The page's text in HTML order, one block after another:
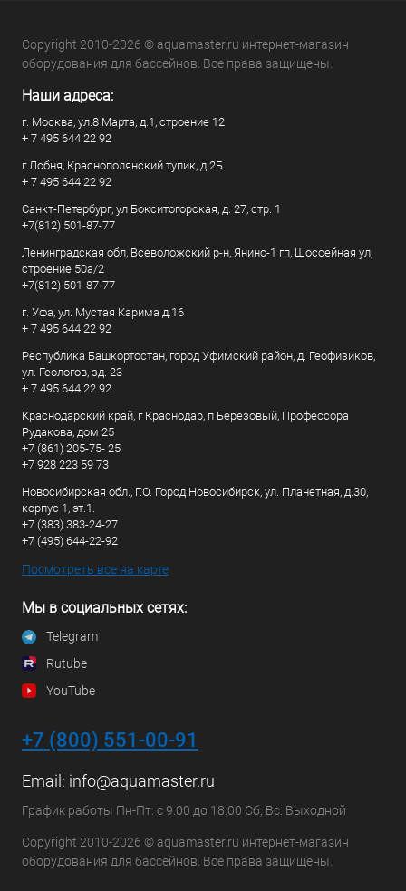
Copyright 2010-2026 © aquamaster.ru интернет-магазин
оборудования для бассейнов. Все права защищены.
Наши адреса:
г. Москва, ул.8 Марта, д.1, строение 12
+ 7 495 644 22 92
г.Лобня, Краснополянский тупик, д.2Б
+ 7 495 644 22 92
Санкт-Петербург, ул Бокситогорская, д. 27, стр. 1
+7(812) 501-87-77
Ленинградская обл, Всеволожский р-н, Янино-1 гп, Шоссейная ул,
строение 50а/2
+7(812) 501-87-77
г. Уфа, ул. Мустая Карима д.16
+ 7 495 644 22 92
Республика Башкортостан, город Уфимский район, д. Геофизиков,
ул. Геологов, зд. 23
+ 7 495 644 22 92
Краснодарский край, г Краснодар, п Березовый, Профессора
Рудакова, дом 25
+7 (861) 205-75- 25
+7 928 223 59 73
Новосибирская обл., Г.О. Город Новосибирск, ул. Планетная, д.30,
корпус 1, эт.1.
+7 (383) 383-24-27
+7 (495) 644-22-92
Посмотреть все на карте
Мы в социальных сетях:
Telegram
Rutube
YouTube
+7 (800) 551-00-91
Email: info@aquamaster.ru
График работы Пн-Пт: с 9:00 до 18:00 Сб, Вс: Выходной
Copyright 2010-2026 © aquamaster.ru интернет-магазин
оборудования для бассейнов. Все права защищены.